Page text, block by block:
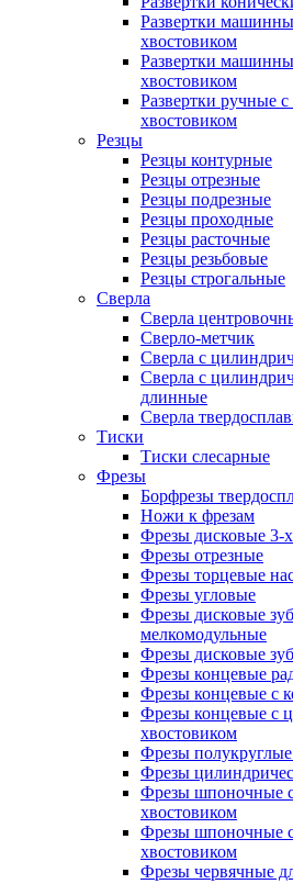
Развертки
хвостовиком
Развертки
хвостовиком
Развертки ручные
хвостовиком
Резцы
Резцы контурные
Резцы отрезные
Резцы подрезные
Резцы проходные
Резцы расточные
Резцы резьбовые
Резцы строгальные
Сверла
Сверла
Сверло-метчик
Сверла с
Сверла с
длинные
Сверла
Тиски
Тиски слесарные
Фрезы
Борфрезы
Ножи к фрезам
Фрезы дисковые 3-
Фрезы отрезные
Фрезы торцевые
Фрезы угловые
Фрезы дисковые
мелкомодульные
Фрезы дисковые
Фрезы концевые
Фрезы концевые с
Фрезы концевые с
хвостовиком
Фрезы
Фрезы
Фрезы шпоночные
хвостовиком
Фрезы шпоночные
хвостовиком
Фрезы червячные